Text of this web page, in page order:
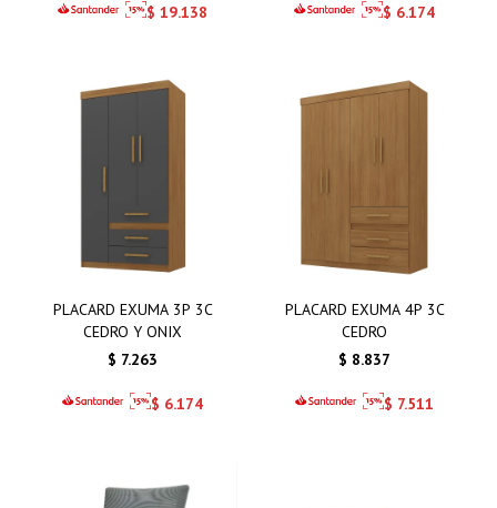
$ 19.138 $ 6.174
PLACARD EXUMA 3P 3C
CEDRO Y ONIX
$ 7.263
$ 6.174
PLACARD EXUMA 4P 3C
CEDRO
$ 8.837
$ 7.511